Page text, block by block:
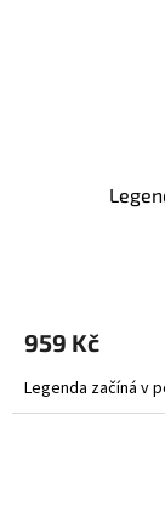
959 Kč
Legenda začíná v